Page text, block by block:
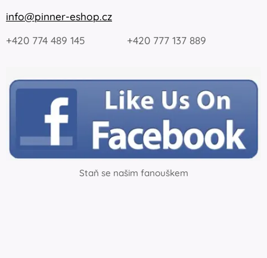
info@pinner-eshop.cz
+420 774 489 145 +420 777 137 889
Staň se našim fanouškem